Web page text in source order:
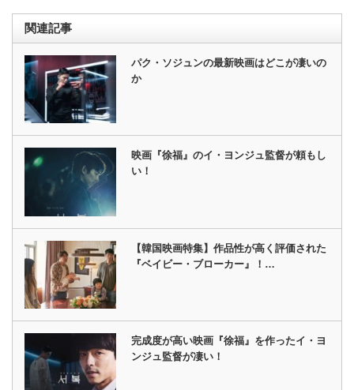
関連記事
パク・ソジュンの最新映画はどこが凄いの
か
映画『徐福』のイ・ヨンジュ監督が頼もし
い！
【韓国映画特集】作品性が高く評価された
『ベイビー・ブローカー』！…
完成度が高い映画『徐福』を作ったイ・ヨ
ンジュ監督が凄い！